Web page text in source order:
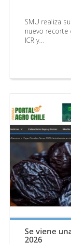
SMU realiza
nuevo recorte
ICR y…
Se viene
2026